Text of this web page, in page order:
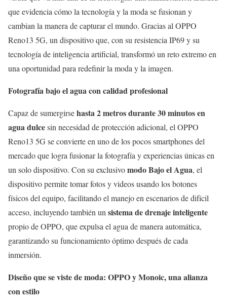
que evidencia cómo la tecnología y la moda se fusionan y
cambian la manera de capturar el mundo. Gracias al OPPO
Reno13 5G, un dispositivo que, con su resistencia IP69 y su
tecnología de inteligencia artificial, transformó un reto extremo en
una oportunidad para redefinir la moda y la imagen.
Fotografía bajo el agua con calidad profesional
Capaz de sumergirsehasta 2 metros durante 30 minutos en
agua dulcesin necesidad de protección adicional, el OPPO
Reno13 5G se convierte en uno de los pocos smartphones del
mercado que logra fusionar la fotografía y experiencias únicas en
un solo dispositivo. Con su exclusivomodo Bajo el Agua, el
dispositivo permite tomar fotos y videos usando los botones
físicos del equipo, facilitando el manejo en escenarios de difícil
acceso, incluyendo también un sistema de drenaje inteligente
propio de OPPO, que expulsa el agua de manera automática,
garantizando su funcionamiento óptimo después de cada
inmersión.
Diseño que se viste de moda: OPPO y Monoic, una alianza
con estilo